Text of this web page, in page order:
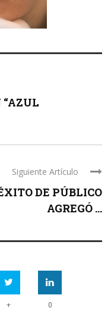
“AZUL
Siguiente Artículo
DE PÚBLICO
AGREGÓ ...
+ 0